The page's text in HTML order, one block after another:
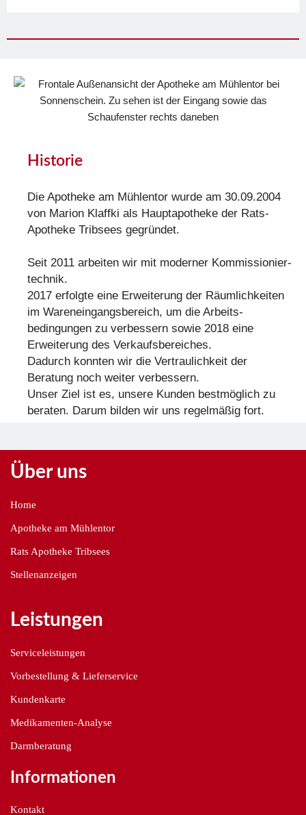
Historie
Die Apotheke am Mühlentor wurde am 30.09.2004
von Marion Klaffki als Hauptapotheke der Rats-
Apotheke Tribsees gegründet.
Seit 2011 arbeiten wir mit moderner Kommissionier­­
technik.
2017 erfolgte eine Erweiterung der Räumlich­keiten
im Wareneingangsbereich, um die Arbeits­
bedingungen zu verbessern sowie 2018 eine
Erweiterung des Verkaufs­bereiches.
Dadurch konnten wir die Vertraulichkeit der
Beratung noch weiter verbessern.
Unser Ziel ist es, unsere Kunden bestmöglich zu
beraten. Darum bilden wir uns regelmäßig fort.
Über uns
Home
Apotheke am Mühlentor
Rats Apotheke Tribsees
Stellenanzeigen
Leistungen
Serviceleistungen
Vorbestellung & Lieferservice
Kundenkarte
Medikamenten-Analyse
Darmberatung
Informationen
Kontakt